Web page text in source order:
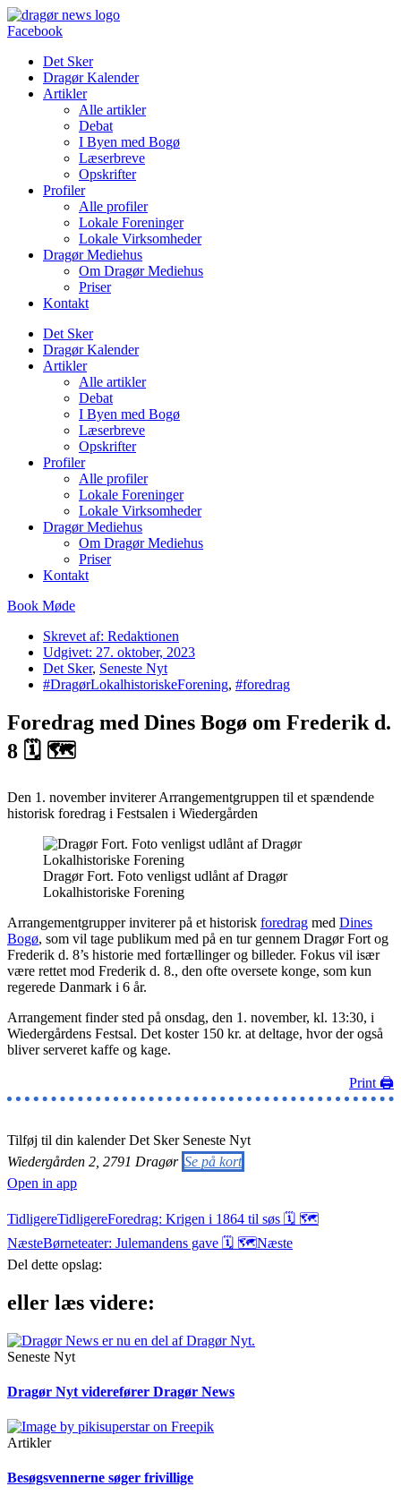
Videre
til
Facebook
Det Sker
Dragør Kalender
Artikler
Alle artikler
Debat
I Byen med Bogø
Læserbreve
Opskrifter
Profiler
Alle profiler
Lokale Foreninger
Lokale Virksomheder
Dragør Mediehus
Om Dragør Mediehus
Priser
Kontakt
Det Sker
Dragør Kalender
Artikler
Alle artikler
Debat
I Byen med Bogø
Læserbreve
Opskrifter
Profiler
Alle profiler
Lokale Foreninger
Lokale Virksomheder
Dragør Mediehus
Om Dragør Mediehus
Priser
Kontakt
Book Møde
Skrevet af: Redaktionen
Udgivet: 27. oktober, 2023
Det Sker, Seneste Nyt
#DragørLokalhistoriskeForening, #foredrag
Foredrag med Dines Bogø om Frederik d.
8 🗓 🗺
Den 1. november inviterer Arrangementgruppen til et spændende
historisk foredrag i Festsalen i Wiedergården
Dragør Fort. Foto venligst udlånt af Dragør
Lokalhistoriske Forening
Arrangementgrupper inviterer på et historisk foredrag med Dines
Bogø, som vil tage publikum med på en tur gennem Dragør Fort og
Frederik d. 8’s historie med fortællinger og billeder. Fokus vil især
være rettet mod Frederik d. 8., den ofte oversete konge, som kun
regerede Danmark i 6 år.
Arrangement finder sted på onsdag, den 1. november, kl. 13:30, i
Wiedergårdens Festsal. Det koster 150 kr. at deltage, hvor der også
bliver serveret kaffe og kage.
Print 🖨
Tilføj til din kalender Det Sker Seneste Nyt
Wiedergården 2, 2791 Dragør Se på kort
Open in app
TidligereTidligereForedrag: Krigen i 1864 til søs 🗓 🗺
NæsteBørneteater: Julemandens gave 🗓 🗺Næste
Del dette opslag:
eller læs videre:
Seneste Nyt
Dragør Nyt viderefører Dragør News
Artikler
Besøgsvennerne søger frivillige